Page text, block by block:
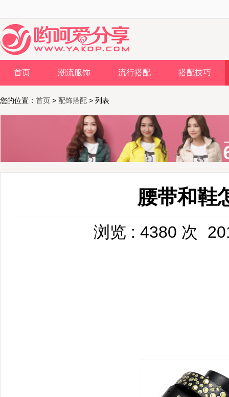
首页 潮流服饰 流行搭配 搭配技巧
您的位置： 首页 > 配饰搭配 > 列表
腰带和鞋
浏览 : 4380 次